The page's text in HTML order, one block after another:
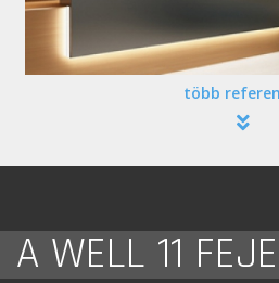
több
A WELL 11